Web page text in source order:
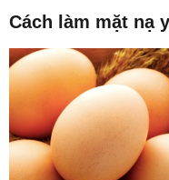
Cách làm mặt nạ